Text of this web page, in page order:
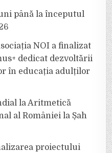
până la începutul
NOI a finalizat
dedicat dezvoltării
în educația adulților
la Aritmetică
al României la Șah
proiectului